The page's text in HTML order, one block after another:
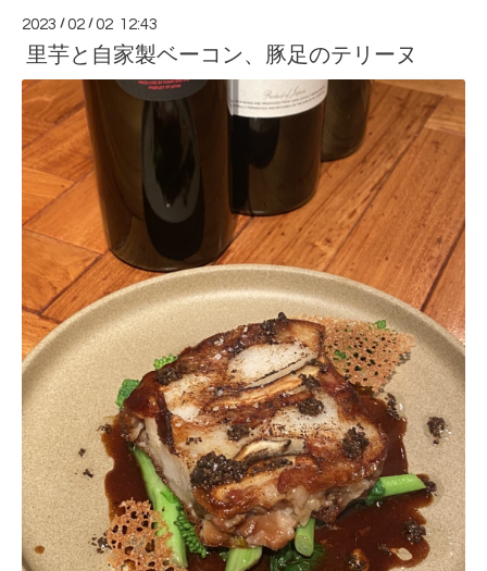
2023 /02 /02 12:43
里芋と自家製ベーコン、豚足のテリーヌ